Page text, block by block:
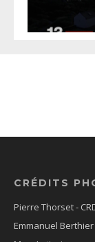
CRÉDITS
Pierre Thorset -
Emmanuel Berthier